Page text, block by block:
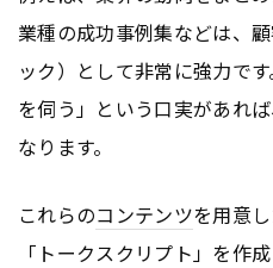
業種の成功事例集などは、
ック）として非常に強力で
を伺う」という口実があれ
なります。
これらのコンテンツを用意
「トークスクリプト」を作